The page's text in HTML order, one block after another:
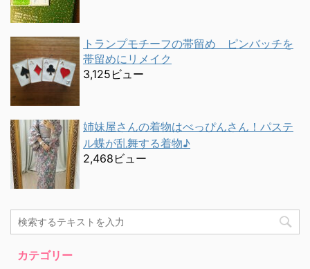
トランプモチーフの帯留め ピンバッチを
帯留めにリメイク
3,125ビュー
姉妹屋さんの着物はべっぴんさん！パステ
ル蝶が乱舞する着物♪
2,468ビュー
カテゴリー